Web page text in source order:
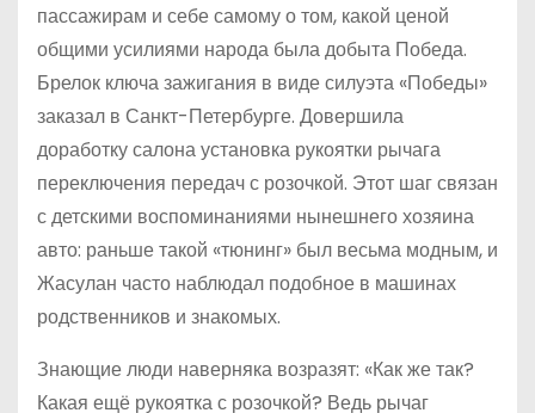
пассажирам и себе самому о том, какой ценой
общими усилиями народа была добыта Победа.
Брелок ключа зажигания в виде силуэта «Победы»
заказал в Санкт-Петербурге. Довершила
доработку салона установка рукоятки рычага
переключения передач с розочкой. Этот шаг связан
с детскими воспоминаниями нынешнего хозяина
авто: раньше такой «тюнинг» был весьма модным, и
Жасулан часто наблюдал подобное в машинах
родственников и знакомых.
Знающие люди наверняка возра­зят: «Как же так?
Какая ещё рукоятка с розочкой? Ведь рычаг